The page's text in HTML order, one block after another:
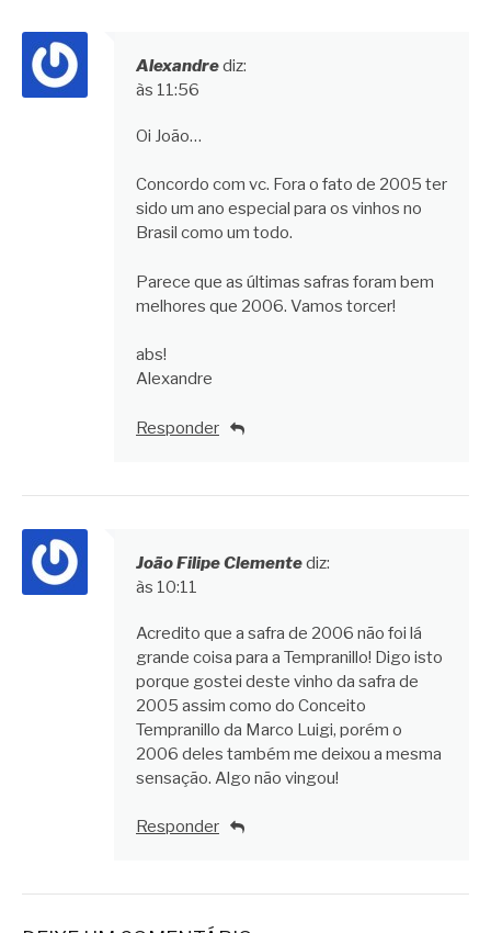
Alexandrediz:
às 11:56
Oi João…
Concordo com vc. Fora o fato de 2005 ter
sido um ano especial para os vinhos no
Brasil como um todo.
Parece que as últimas safras foram bem
melhores que 2006. Vamos torcer!
abs!
Alexandre
Responder
João Filipe Clementediz:
às 10:11
Acredito que a safra de 2006 não foi lá
grande coisa para a Tempranillo! Digo isto
porque gostei deste vinho da safra de
2005 assim como do Conceito
Tempranillo da Marco Luigi, porém o
2006 deles também me deixou a mesma
sensação. Algo não vingou!
Responder